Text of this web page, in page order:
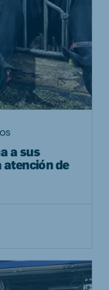
a sus
atención de